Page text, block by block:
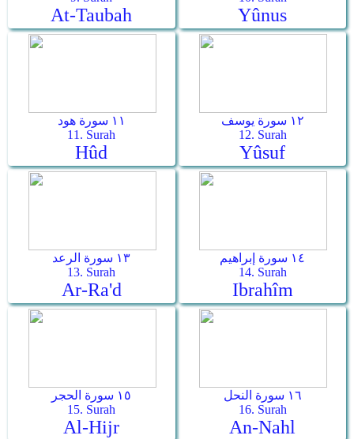
At-Taubah Yûnus
١١ سورة هود
11. Surah
Hûd
١٢ سورة يوسف
12. Surah
Yûsuf
١٣ سورة الرعد
13. Surah
Ar-Ra'd
١٤ سورة إبراهيم
14. Surah
Ibrahîm
١٥ سورة الحجر
15. Surah
Al-Hijr
١٦ سورة النحل
16. Surah
An-Nahl